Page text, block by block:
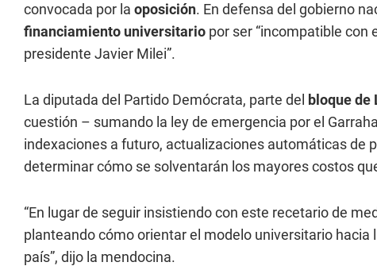
convocada por la oposición. En defensa del gobierno
financiamiento universitario por ser “incompatible con
presidente Javier Milei”.
La diputada del Partido Demócrata, parte del bloque de
cuestión – sumando la ley de emergencia por el
indexaciones a futuro, actualizaciones automáticas de
determinar cómo se solventarán los mayores costos
“En lugar de seguir insistiendo con este recetario de
planteando cómo orientar el modelo universitario
país”, dijo la mendocina.